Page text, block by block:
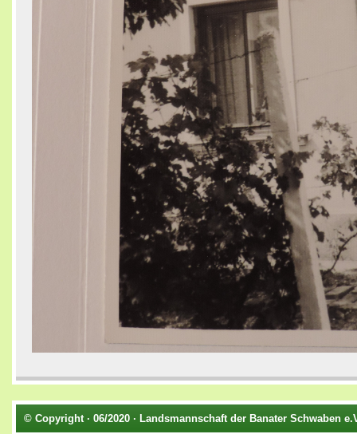
© Copyright · 06/2020 · Landsmannschaft der Banater Schwaben